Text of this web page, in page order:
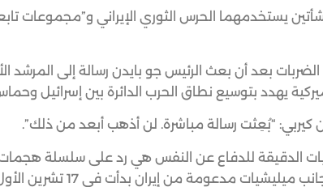
يستخدمهما الحرس الثوري الإيراني و”مجموعات
بعد أن بعث الرئيس جو بايدن رسالة إلى المرشد
يهدد بتوسيع نطاق الحرب الدائرة بين إسرائيل
كيربي: “بُعِثت رسالة مباشرة. لن أذهب أبعد من ذلك”.
الدقيقة للدفاع عن النفس هي رد على سلسلة
مدعومة من إيران بدأت في 17 تشرين الأول”.